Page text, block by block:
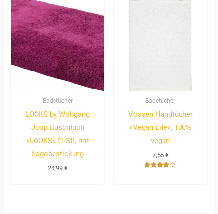
Badetücher
LOOKS by Wolfgang
Joop Duschtuch
»LOOKS« (1-St), mit
Logobestickung
24,99 €
Badetücher
Vossen Handtücher
»Vegan Life«, 100%
vegan
7,55 €